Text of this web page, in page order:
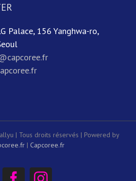
Palace, 156 Yanghwa-ro,
| Tous droits réservés | Powered by
| Capcoree.fr
FacebookInstagram